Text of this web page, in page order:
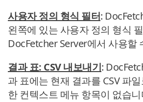
사용자 정의 형식 필터:
왼쪽에 있는 사용자 정의 형식
DocFetcher Server에서 사용할
결과 표: CSV 내보내기:
과 표에는 현재 결과를 CSV 파
한 컨텍스트 메뉴 항목이 없습니